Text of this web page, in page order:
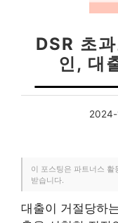
DSR 초
인, 대
2024-
이 포스팅은 파트너스
받습니다.
대출이 거절당하